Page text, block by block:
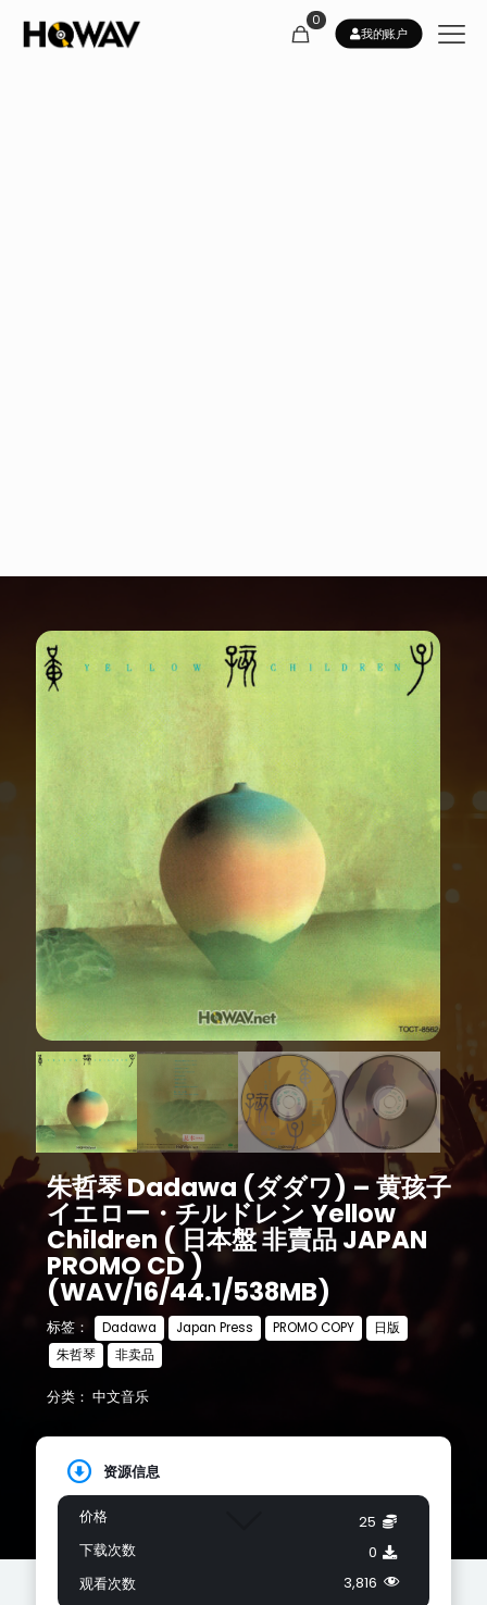
0
我的账户
朱哲琴 Dadawa (ダダワ) – 黄孩子
イエロー・チルドレン Yellow
Children ( 日本盤 非賣品 JAPAN
PROMO CD )
(WAV/16/44.1/538MB)
标签： Dadawa Japan Press PROMO COPY
日版
朱哲琴
非卖品
分类： 中文音乐
资源信息
价格
下载次数
观看次数
25
0
3,816